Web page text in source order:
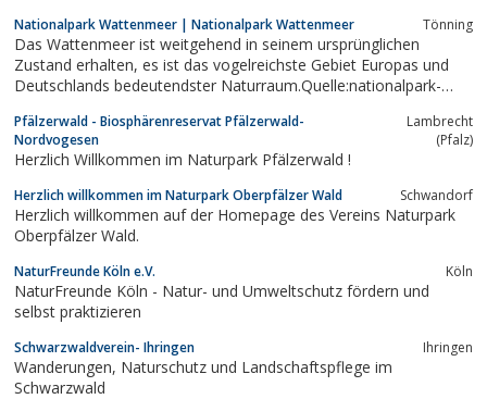
Nationalpark Wattenmeer | Nationalpark Wattenmeer Tönning
Das Wattenmeer ist weitgehend in seinem ursprünglichen
Zustand erhalten, es ist das vogelreichste Gebiet Europas und
Deutschlands bedeutendster Naturraum.Quelle:nationalpark-
Pfälzerwald - Biosphärenreservat Pfälzerwald-
Nordvogesen
Lambrecht
(Pfalz)
Herzlich Willkommen im Naturpark Pfälzerwald !
Herzlich willkommen im Naturpark Oberpfälzer Wald Schwandorf
Herzlich willkommen auf der Homepage des Vereins Naturpark
Oberpfälzer Wald.
NaturFreunde Köln e.V. Köln
NaturFreunde Köln - Natur- und Umweltschutz fördern und
selbst praktizieren
Schwarzwaldverein- Ihringen Ihringen
Wanderungen, Naturschutz und Landschaftspflege im
Schwarzwald